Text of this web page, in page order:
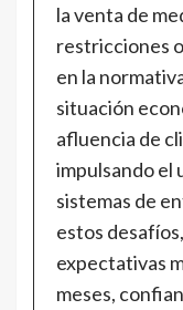
la venta de
restricciones
en la
situación
afluencia de
impulsando el
sistemas de
estos
expectativas
meses,